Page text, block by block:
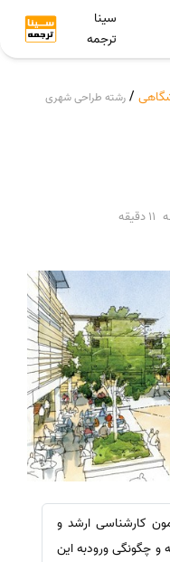
سینا
ترجمه
/ رشته طراحی شهری
11 دقیقه
کارشناسی ارشد و
و چگونگی ورودبه این